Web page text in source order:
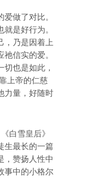
做了对比。
是好行为。
，乃是因着上
信实的爱。
切也是如此，
上帝的仁慈
力量，好随时
白雪皇后》
生最长的一篇
，赞扬人性中
事中的小格尔